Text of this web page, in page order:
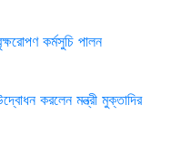
কর্মসুচি পালন
করলেন মন্ত্রী মুক্তাদির